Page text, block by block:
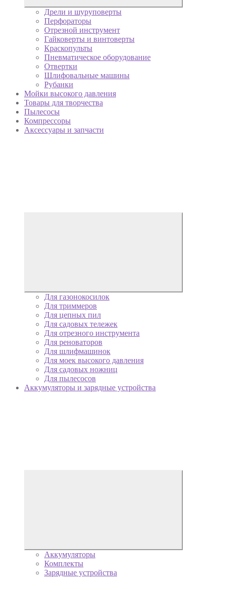
Дрели и шуруповерты
Перфораторы
Отрезной инструмент
Гайковерты и винтоверты
Краскопульты
Пневматическое оборудование
Отвертки
Шлифовальные машины
Рубанки
Мойки высокого давления
Товары для творчества
Пылесосы
Компрессоры
Аксессуары и запчасти
Для газонокосилок
Для триммеров
Для цепных пил
Для садовых тележек
Для отрезного инструмента
Для реноваторов
Для шлифмашинок
Для моек высокого давления
Для садовых ножниц
Для пылесосов
Аккумуляторы и зарядные устройства
Аккумуляторы
Комплекты
Зарядные устройства